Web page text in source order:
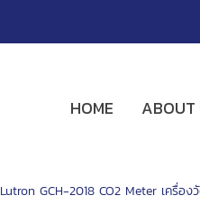
HOME ABOUT
Lutron GCH-2018 CO2 Meter เครื่อ